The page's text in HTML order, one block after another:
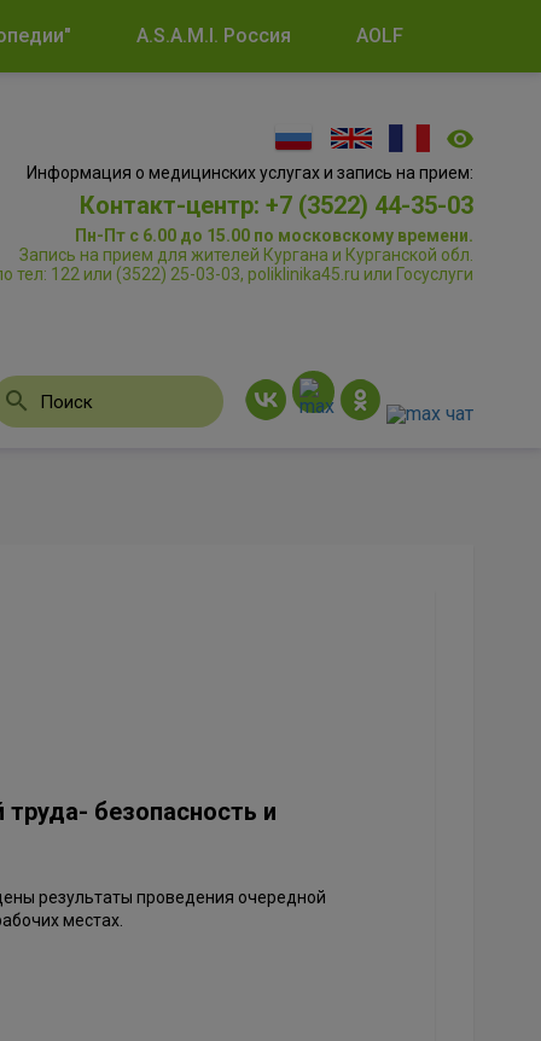
A.S.A.M.I. Россия AOLF
Информация о медицинских услугах и запись на прием:
Контакт-центр: +7 (3522) 44-35-03
Пн-Пт с 6.00 до 15.00 по московскому времени.
Запись на прием для жителей Кургана и Курганской обл.
тел: 122 или (3522) 25-03-03, poliklinika45.ru или Госуслуги
безопасность и
результаты проведения очередной
местах.